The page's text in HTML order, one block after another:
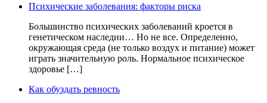
Психические заболевания: факторы риска
Большинство психических заболеваний кроется в
генетическом наследии… Но не все. Определенно,
окружающая среда (не только воздух и питание) может
играть значительную роль. Нормальное психическое
здоровье […]
Как обуздать ревность